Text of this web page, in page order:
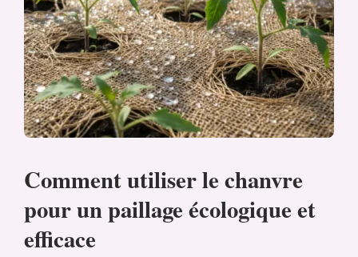
Comment utiliser le chanvre
pour un paillage écologique et
efficace